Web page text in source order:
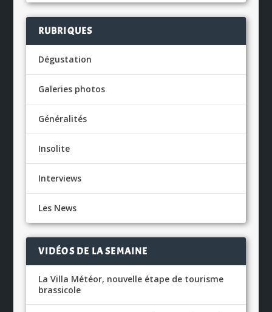
RUBRIQUES
Dégustation
Galeries photos
Généralités
Insolite
Interviews
Les News
VIDÉOS DE LA SEMAINE
La Villa Météor, nouvelle étape de tourisme
brassicole